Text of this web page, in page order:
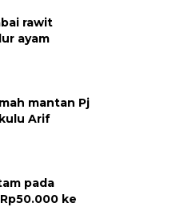
rawit
ayam
mantan Pj
Arif
pada
ke